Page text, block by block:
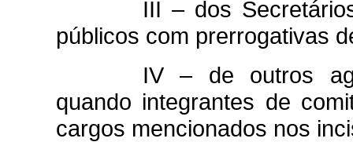
III – dos
públicos com prerrogativas
IV – de outros
quando integrantes de
cargos mencionados nos